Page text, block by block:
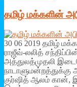
தமிழ் மக்களின்
30 06 2019 தமிழ்
ராஜீவ்-லலித்
அத்துலத்முதலி
குர்ஷித் ஆலம் கான்,